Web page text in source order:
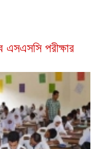
পরীক্ষার